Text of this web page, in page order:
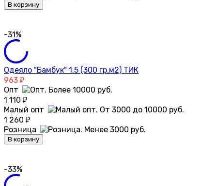
В корзину
-31%
Одеяло "Бамбук" 1.5 (300 гр.м2) ТИК
963 ₽
Опт
1 110 ₽
Малый опт
1 260 ₽
Розница
В корзину
-33%